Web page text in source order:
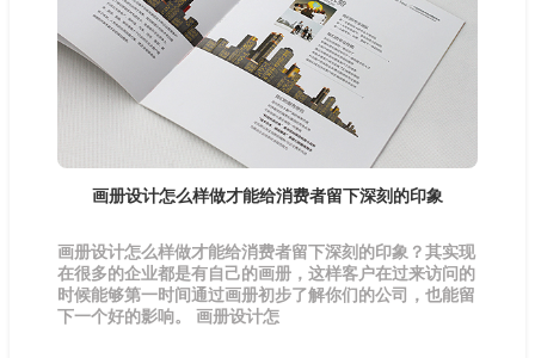
画册设计怎么样做才能给消费者留下深刻的印象
画册设计怎么样做才能给消费者留下深刻的印象？其实现
在很多的企业都是有自己的画册，这样客户在过来访问的
时候能够第一时间通过画册初步了解你们的公司，也能留
下一个好的影响。 画册设计怎